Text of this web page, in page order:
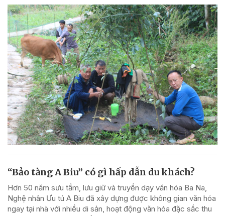
“Bảo tàng A Biu” có gì hấp dẫn du khách?
Hơn 50 năm sưu tầm, lưu giữ và truyền dạy văn hóa Ba Na,
Nghệ nhân Ưu tú A Biu đã xây dựng được không gian văn hóa
ngay tại nhà với nhiều di sản, hoạt động văn hóa đặc sắc thu